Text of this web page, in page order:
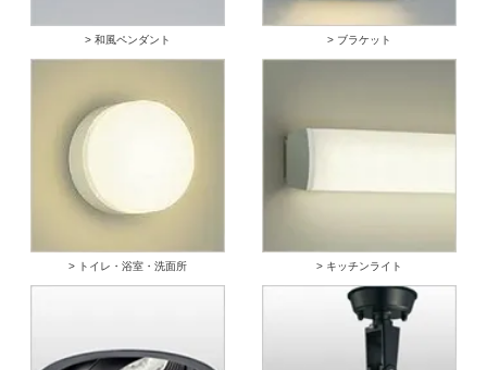
> 和風ペンダント > ブラケット
> トイレ・浴室・洗面所 > キッチンライト